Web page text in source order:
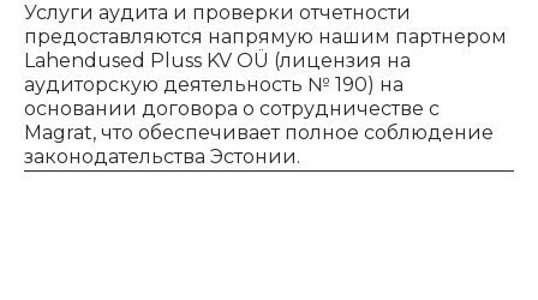
Услуги аудита и проверки отчетности
предоставляются напрямую нашим партнером
Lahendused Pluss KV OÜ (лицензия на
аудиторскую деятельность № 190) на
основании договора о сотрудничестве с
Magrat, что обеспечивает полное соблюдение
законодательства Эстонии.